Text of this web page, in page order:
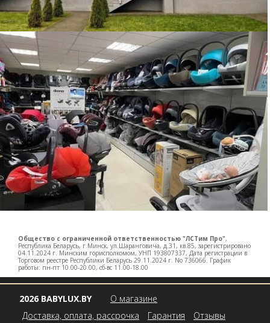
Общество с ограниченной ответственностью "ЛСТим Про",
Республика Беларусь, г.Минск, ул.Шаранговича, д.31, кв.85, зарегистрировано
04.11.2024 г. Минским горисполкомом, УНП 193807337, Дата регистрации в
Торговом реестре Республики Беларусь 29.11.2024 г. No 736066. График
работы: пн-пт 10.00-20.00, сб-вс 11.00-18.00
2026 BABYLUX.BY
О магазине
Доставка, оплата, рассрочка
Гарантия Отзывы